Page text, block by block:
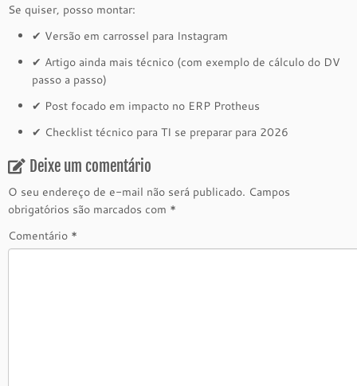
Se quiser, posso montar:
✔ Versão em carrossel para Instagram
✔ Artigo ainda mais técnico (com exemplo de cálculo do DV
passo a passo)
✔ Post focado em impacto no ERP Protheus
✔ Checklist técnico para TI se preparar para 2026
Deixe um comentário
O seu endereço de e-mail não será publicado. Campos
obrigatórios são marcados com *
Comentário *